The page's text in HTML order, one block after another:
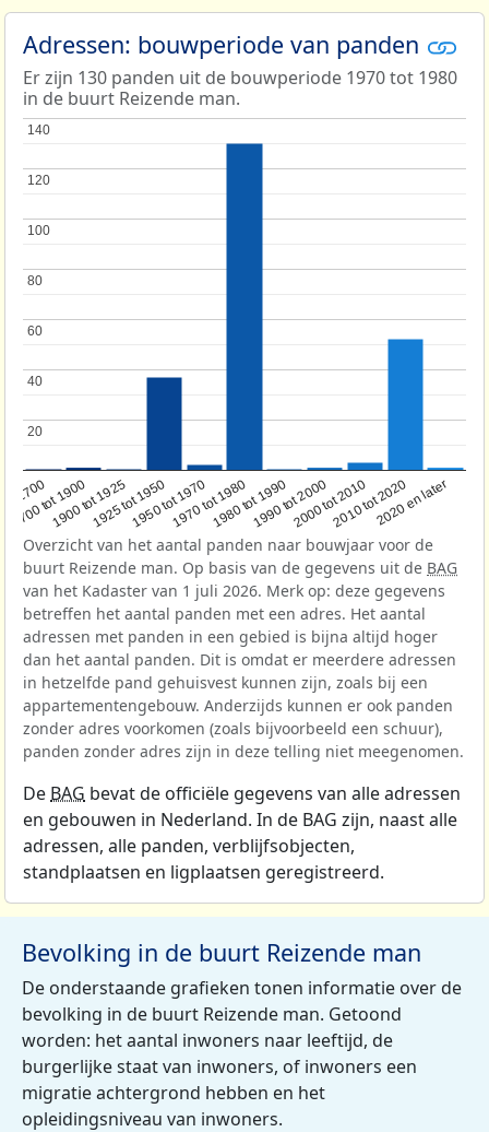
Adressen: bouwperiode van panden
Er zijn 130 panden uit de bouwperiode 1970 tot 1980
in de buurt Reizende man.
1700
1700 tot 1900
1900 tot 19251925 tot 19501950 tot 19701970 tot 19801980 tot 19901990 tot 20002000 tot 20102010 tot 20202020 en later
20
20
40
40
60
60
80
80
100
100
120
120
140
140
Overzicht van het aantal panden naar bouwjaar voor de
buurt Reizende man. Op basis van de gegevens uit de BAG
van het Kadaster van 1 juli 2026. Merk op: deze gegevens
betreffen het aantal panden met een adres. Het aantal
adressen met panden in een gebied is bijna altijd hoger
dan het aantal panden. Dit is omdat er meerdere adressen
in hetzelfde pand gehuisvest kunnen zijn, zoals bij een
appartementengebouw. Anderzijds kunnen er ook panden
zonder adres voorkomen (zoals bijvoorbeeld een schuur),
panden zonder adres zijn in deze telling niet meegenomen.
De BAG bevat de officiële gegevens van alle adressen
en gebouwen in Nederland. In de BAG zijn, naast alle
adressen, alle panden, verblijfsobjecten,
standplaatsen en ligplaatsen geregistreerd.
Bevolking in de buurt Reizende man
De onderstaande grafieken tonen informatie over de
bevolking in de buurt Reizende man. Getoond
worden: het aantal inwoners naar leeftijd, de
burgerlijke staat van inwoners, of inwoners een
migratie achtergrond hebben en het
opleidingsniveau van inwoners.